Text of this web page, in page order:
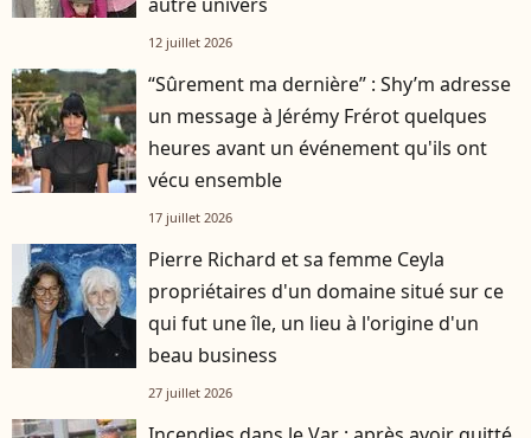
12 juillet 2026
“Sûrement ma dernière” : Shy’m adresse
un message à Jérémy Frérot quelques
heures avant un événement qu'ils ont
vécu ensemble
17 juillet 2026
Pierre Richard et sa femme Ceyla
propriétaires d'un domaine situé sur ce
qui fut une île, un lieu à l'origine d'un
beau business
27 juillet 2026